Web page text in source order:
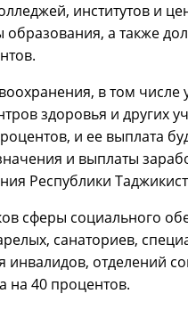
институтов и
а также
в том
здоровья и других
и ее выплата
и выплаты
Республики
сферы социального
санаториев,
инвалидов, отделений
на 40 процентов.